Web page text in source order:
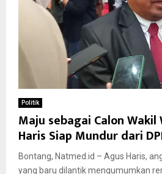
Politik
Maju sebagai Calon Wakil
Haris Siap Mundur dari
Bontang, Natmed.id – Agus Haris,
yang baru dilantik mengumumkan